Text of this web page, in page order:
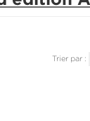
Trier par :